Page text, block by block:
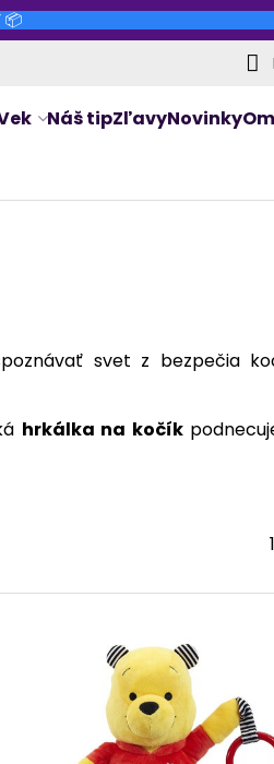
📦
Náš tipZľavyNovinky
svet z bezpečia
hrkálka na kočík
rodičov.